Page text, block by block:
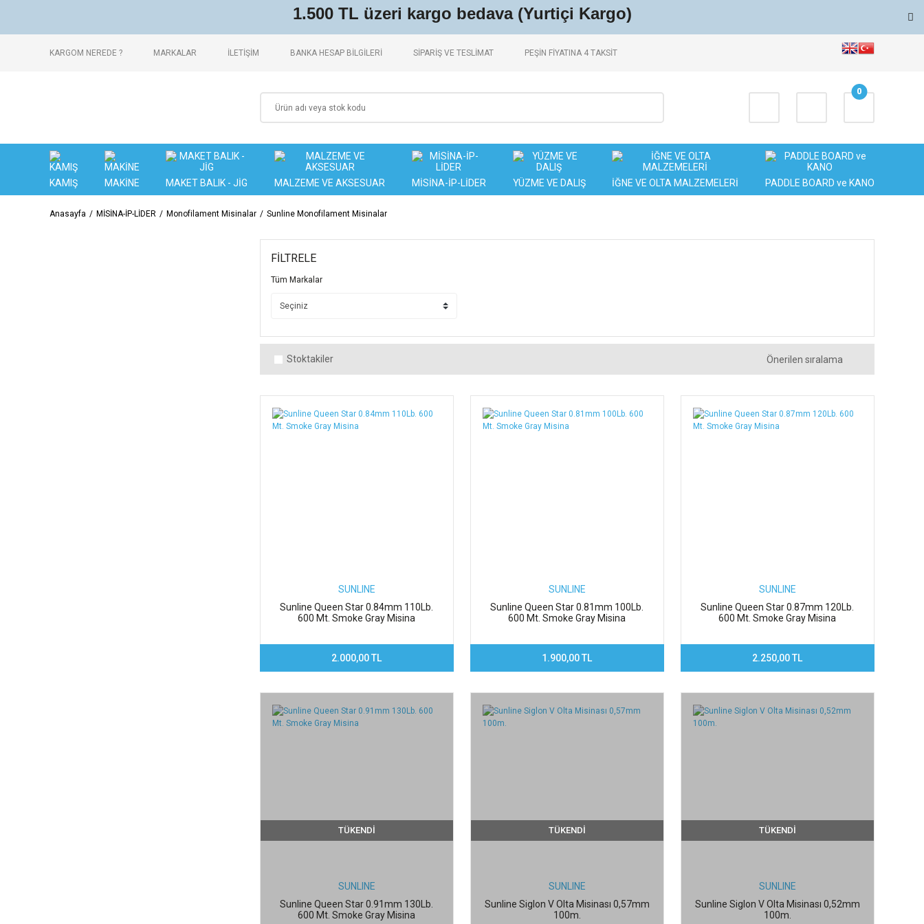
1.500 TL üzeri kargo bedava (Yurtiçi Kargo)
KARGOM NEREDE ? MARKALAR İLETİŞİM BANKA HESAP BİLGİLERİ SİPARİŞ VE TESLİMAT PEŞİN FİYATINA 4 TAKSİT
0
KAMIŞ MAKİNE MAKET BALIK - JİG MALZEME VE AKSESUAR MİSİNA-İP-LİDER YÜZME VE DALIŞ İĞNE VE OLTA MALZEMELERİ PADDLE BOARD ve KANO
Anasayfa MİSİNA-İP-LİDER Monofilament Misinalar Sunline Monofilament Misinalar
FİLTRELE
Tüm Markalar
Stoktakiler
SUNLINE
Sunline Queen Star 0.84mm 110Lb.
600 Mt. Smoke Gray Misina
2.000,00 TL
SUNLINE
Sunline Queen Star 0.81mm 100Lb.
600 Mt. Smoke Gray Misina
1.900,00 TL
SUNLINE
Sunline Queen Star 0.87mm 120Lb.
600 Mt. Smoke Gray Misina
2.250,00 TL
TÜKENDİ
SUNLINE
Sunline Queen Star 0.91mm 130Lb.
600 Mt. Smoke Gray Misina
TÜKENDİ
SUNLINE
Sunline Siglon V Olta Misinası 0,57mm
100m.
TÜKENDİ
SUNLINE
Sunline Siglon V Olta Misinası 0,52mm
100m.